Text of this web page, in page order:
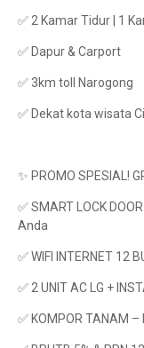
✅ 2 Kamar Tidur | 1
✅ Dapur & Carport
✅ 3km toll Narogong
✅ Dekat kota wisata
✨ PROMO SPESIAL!
✅ SMART LOCK
Anda
✅ WIFI INTERNET 12
✅ 2 UNIT AC LG +
✅ KOMPOR TANAM